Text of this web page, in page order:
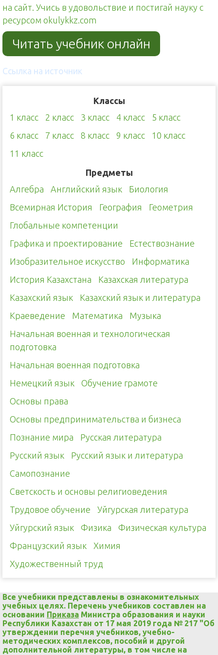
на сайт. Учись в удовольствие и постигай науку с
ресурсом okulykkz.com
Читать учебник онлайн
Ссылка на источник
Классы
1 класс
2 класс 3 класс 4 класс
5 класс
6 класс
7 класс 8 класс 9 класс
10 класс
11 класс
Предметы
Алгебра
Английский язык
Биология
Всемирная История
География
Геометрия
Глобальные компетенции
Графика и проектирование
Естествознание
Изобразительное искусство
Информатика
История Казахстана
Казахская литература
Казахский язык
Казахский язык и литература
Краеведение
Математика
Музыка
Начальная военная и технологическая
подготовка
Начальная военная подготовка
Немецкий язык
Обучение грамоте
Основы права
Основы предпринимательства и бизнеса
Познание мира
Русская литература
Русский язык
Русский язык и литература
Самопознание
Светскость и основы религиоведения
Трудовое обучение
Уйгурская литература
Уйгурский язык
Физика
Физическая культура
Французский язык
Химия
Художественный труд
Все учебники представлены в ознакомительных
учебных целях. Перечень учебников составлен на
основании Приказа Министра образования и науки
Республики Казахстан от 17 мая 2019 года № 217 "Об
утверждении перечня учебников, учебно-
методических комплексов, пособий и другой
дополнительной литературы, в том числе на